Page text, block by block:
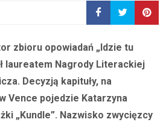
zbioru opowiadań „Idzie tu
laureatem Nagrody Literackiej
Decyzją kapituły, na
Vence pojedzie Katarzyna
„Kundle”. Nazwisko zwycięzcy